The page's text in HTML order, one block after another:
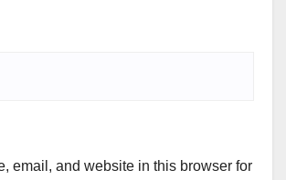
email, and website in this browser for